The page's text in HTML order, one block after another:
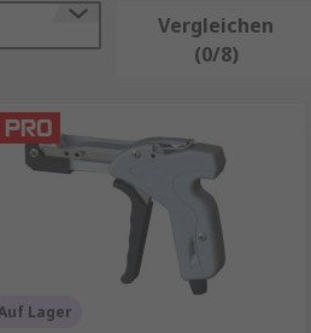
Leiter zu
dass der Draht durch
Schutz für Kabelverbindungen.
zu verbinden.
Vergleichen
(0/8)
Lager